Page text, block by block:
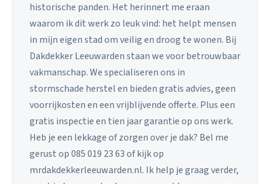
historische panden. Het herinnert me eraan
waarom ik dit werk zo leuk vind: het helpt mensen
in mijn eigen stad om veilig en droog te wonen. Bij
Dakdekker Leeuwarden staan we voor betrouwbaar
vakmanschap. We specialiseren ons in
stormschade herstel en bieden gratis advies, geen
voorrijkosten en een vrijblijvende offerte. Plus een
gratis inspectie en tien jaar garantie op ons werk.
Heb je een lekkage of zorgen over je dak? Bel me
gerust op 085 019 23 63 of kijk op
mrdakdekkerleeuwarden.nl. Ik help je graag verder,